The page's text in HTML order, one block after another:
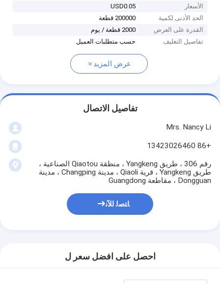
الأسعار
USD0.05
الحد الأدنى لكمية
200000 قطعة
القدرة على العرض
2000 قطعة / يوم
تفاصيل التغليف
حسب متطلبات العميل
عرض المزيد
تفاصيل الاتصال
Mrs. Nancy Li
+86 13423026460
رقم 306 ، طريق Yangkeng ، منطقة Qiaotou الصناعية ،
طريق Yangkeng ، قرية Qiaoli ، مدينة Changping ، مدينة
Dongguan ، مقاطعة Guangdong
ﺎﺘﺼﻟ ﺍﻶﻧ
احصل على افضل سعر ل